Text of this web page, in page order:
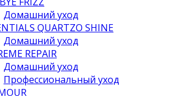
Домашний уход
QUARTZO SHINE
Домашний уход
REPAIR
Домашний уход
Профессиональный уход